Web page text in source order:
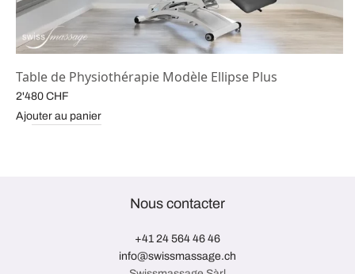
Table de Physiothérapie Modèle Ellipse Plus
2'480 CHF
Ajouter au panier
Nous contacter
+41 24 564 46 46
info@swissmassage.ch